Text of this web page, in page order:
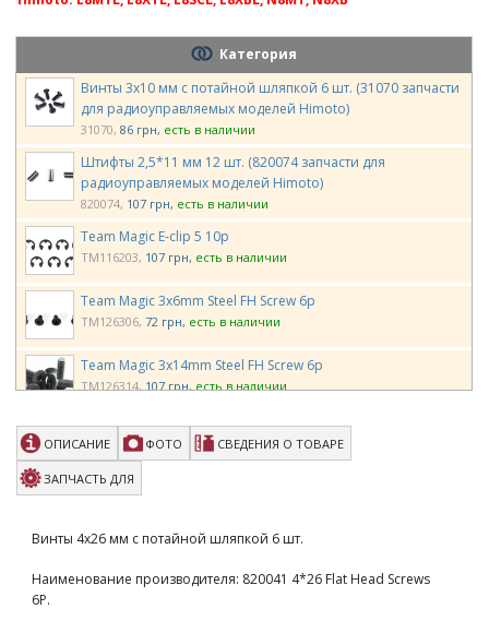
Категория
Винты 3х10 мм с потайной шляпкой 6 шт. (31070 запчасти
для радиоуправляемых моделей Himoto)
31070 86 грн есть в наличии
Штифты 2,5*11 мм 12 шт. (820074 запчасти для
радиоуправляемых моделей Himoto)
820074 107 грн есть в наличии
Team Magic E-clip 5 10p
TM116203 107 грн есть в наличии
Team Magic 3x6mm Steel FH Screw 6p
TM126306 72 грн есть в наличии
Team Magic 3x14mm Steel FH Screw 6p
TM126314 107 грн есть в наличии
Team Magic 3x20mm Set Screw 6p
TM126320S 120 грн есть в наличии
Team Magic 3x25mm Cap Screw 6p
TM505130 245 грн есть в наличии
ОПИСАНИЕ ФОТО СВЕДЕНИЯ О ТОВАРЕ
ЗАПЧАСТЬ ДЛЯ
Винты 4х26 мм с потайной шляпкой 6 шт.
Наименование производителя: 820041 4*26 Flat Head Screws
6P.